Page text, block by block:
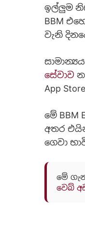
ඉල්ලුම
BBM
වැනි
සේවාව
App
මේ
අතර
ගෙවා
මේ
වෙබ්